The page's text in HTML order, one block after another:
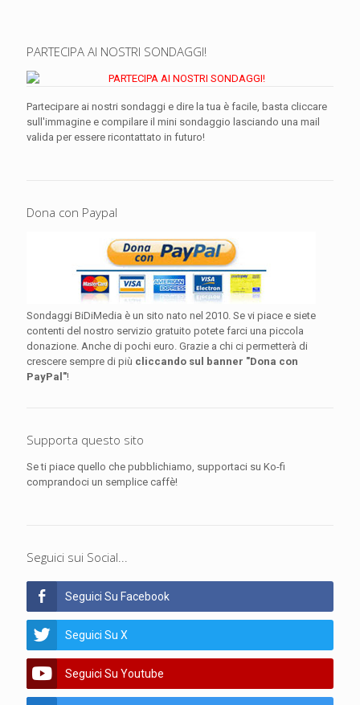
PARTECIPA AI NOSTRI SONDAGGI!
Partecipare ai nostri sondaggi e dire la tua è facile, basta cliccare
sull'immagine e compilare il mini sondaggio lasciando una mail
valida per essere ricontattato in futuro!
Dona con Paypal
Sondaggi BiDiMedia è un sito nato nel 2010. Se vi piace e siete
contenti del nostro servizio gratuito potete farci una piccola
donazione. Anche di pochi euro. Grazie a chi ci permetterà di
crescere sempre di più cliccando sul banner "Dona con
PayPal"!
Supporta questo sito
Se ti piace quello che pubblichiamo, supportaci su Ko-fi
comprandoci un semplice caffè!
Seguici sui Social...
Seguici Su Facebook
Seguici Su X
Seguici Su Youtube